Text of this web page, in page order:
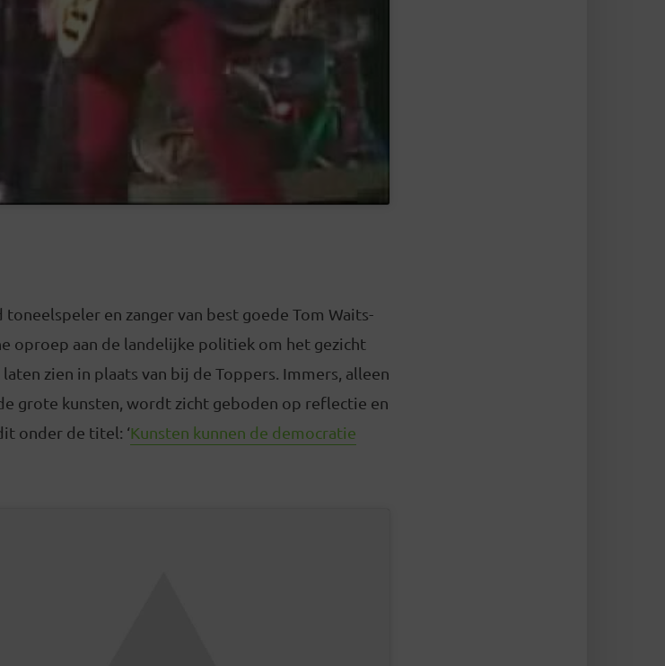
toneelspeler en zanger van best goede Tom Waits-
oproep aan de landelijke politiek om het gezicht
zien in plaats van bij de Toppers. Immers, alleen
grote kunsten, wordt zicht geboden op reflectie en
onder de titel: ‘Kunsten kunnen de democratie